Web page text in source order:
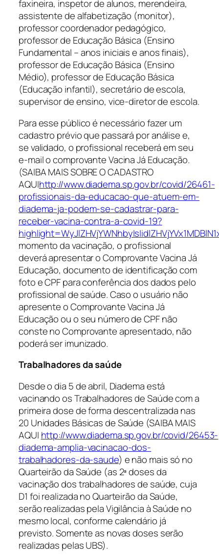
faxineira, inspetor de alunos, merendeira,
assistente de alfabetização (monitor),
professor coordenador pedagógico,
professor de Educação Básica (Ensino
Fundamental – anos iniciais e anos finais),
professor de Educação Básica (Ensino
Médio), professor de Educação Básica
(Educação infantil), secretário de escola,
supervisor de ensino, vice-diretor de escola.
Para esse público é necessário fazer um
cadastro prévio que passará por análise e,
se validado, o profissional receberá em seu
e-mail o comprovante Vacina Já Educação.
(SAIBA MAIS SOBRE O CADASTRO
AQUIhttp://www.diadema.sp.gov.br/covid/26461-
profissionais-da-educacao-que-atuem-em-
diadema-ja-podem-se-cadastrar-para-
receber-vacina-contra-a-covid-19?
momento da vacinação, o profissional
deverá apresentar o Comprovante Vacina Já
Educação, documento de identificação com
foto e CPF para conferência dos dados pelo
profissional de saúde. Caso o usuário não
apresente o Comprovante Vacina Já
Educação ou o seu número de CPF não
conste no Comprovante apresentado, não
poderá ser imunizado.
Trabalhadores da saúde
Desde o dia 5 de abril, Diadema está
vacinando os Trabalhadores de Saúde com a
primeira dose de forma descentralizada nas
20 Unidades Básicas de Saúde (SAIBA MAIS
AQUI http://www.diadema.sp.gov.br/covid/26453-
diadema-amplia-vacinacao-dos-
trabalhadores-da-saude) e não mais só no
Quarteirão da Saúde (as 2ª doses da
vacinação dos trabalhadores de saúde, cuja
D1 foi realizada no Quarteirão da Saúde,
serão realizadas pela Vigilância à Saúde no
mesmo local, conforme calendário já
previsto. Somente as novas doses serão
realizadas pelas UBS).